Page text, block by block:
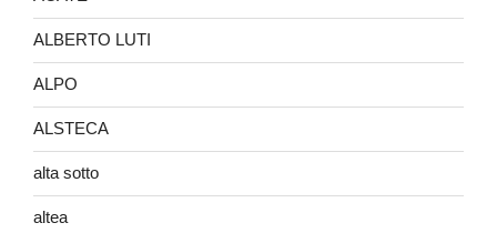
ALBERTO LUTI
ALPO
ALSTECA
alta sotto
altea